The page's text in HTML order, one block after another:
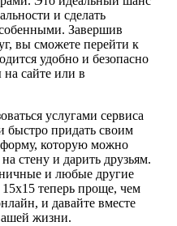
и сделать
Завершив
вы сможете перейти к
удобно и безопасно
сайте или в
услугами сервиса
быстро придать своим
которую можно
стену и дарить друзьям.
и любые другие
теперь проще, чем
и давайте вместе
жизни.